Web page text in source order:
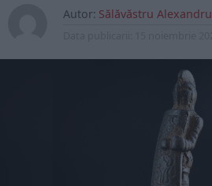
Autor: Sălăvăstru Alexandru